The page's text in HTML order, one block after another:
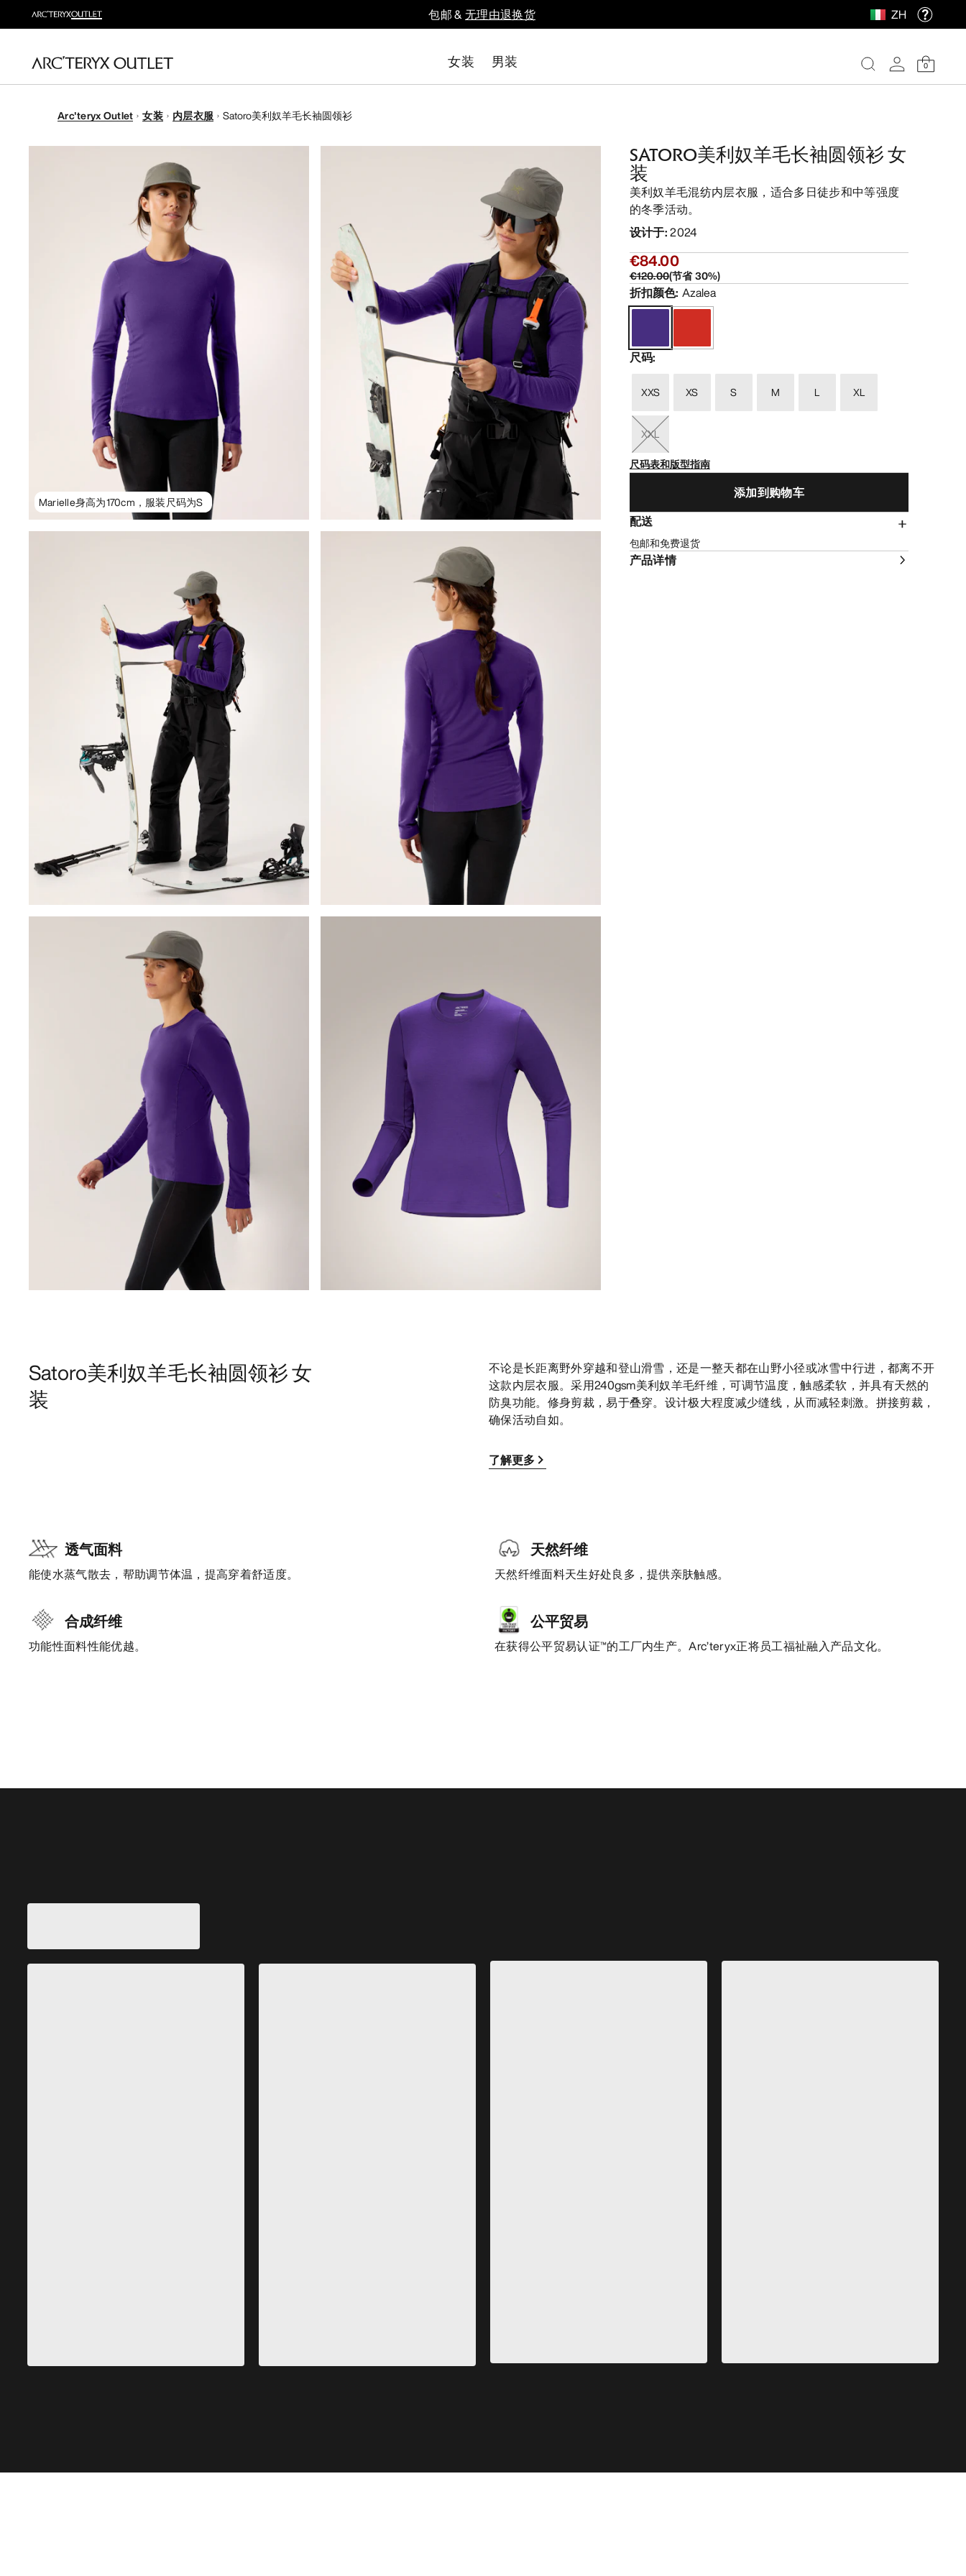
包邮 &无理由退换货 ZH
女装 男装 0
Arc'teryx Outlet 女装 内层衣服 Satoro美利奴羊毛长袖圆领衫
Marielle身高为170cm，服装尺码为S
SATORO美利奴羊毛长袖圆领衫 女
装
美利奴羊毛混纺内层衣服，适合多日徒步和中等强度
的冬季活动。
设计于:2024
€84.00
€120.00(节省30%)
折扣颜色: Azalea
尺码:
XXS XS S M L XL
XXL
尺码表和版型指南
添加到购物车
配送
包邮和免费退货
产品详情
Satoro美利奴羊毛长袖圆领衫 女
装
不论是长距离野外穿越和登山滑雪，还是一整天都在山野小径或冰雪中行进，都离不开
这款内层衣服。采用240gsm美利奴羊毛纤维，可调节温度，触感柔软，并具有天然的
防臭功能。修身剪裁，易于叠穿。设计极大程度减少缝线，从而减轻刺激。拼接剪裁，
确保活动自如。
了解更多
透气面料
能使水蒸气散去，帮助调节体温，提高穿着舒适度。
天然纤维
天然纤维面料天生好处良多，提供亲肤触感。
合成纤维
功能性面料性能优越。
公平贸易
在获得公平贸易认证™的工厂内生产。Arc’teryx正将员工福祉融入产品文化。